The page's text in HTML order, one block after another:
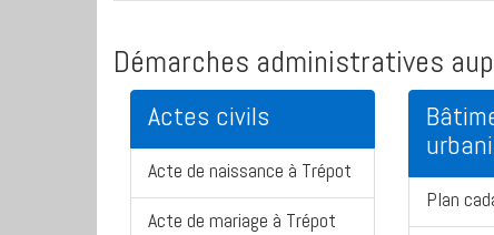
Démarches administratives
Actes civils
Acte de naissance à Trépot
Acte de mariage à Trépot
Plan